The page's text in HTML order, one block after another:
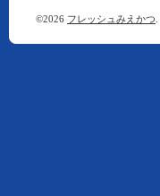
©2026 フレッシュみえかつ